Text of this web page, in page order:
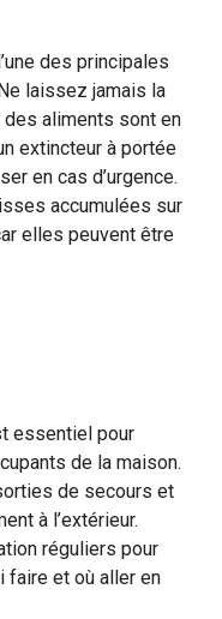
des principales
laissez jamais la
aliments sont en
extincteur à portée
en cas d’urgence.
accumulées sur
elles peuvent être
essentiel pour
de la maison.
de secours et
à l’extérieur.
réguliers pour
faire et où aller en